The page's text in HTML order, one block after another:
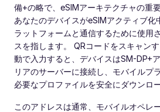
備+の略で、eSIMアーキテクチャの重
あなたのデバイスがeSIMアクティブ化
ラットフォームと通信するために使用
スを指します。 QRコードをスキャン
動で入力すると、デバイスはSM-DP+
リアのサーバーに接続し、モバイルプ
必要なプロファイルを安全にダウンロ
このアドレスは通常、モバイルオペレ